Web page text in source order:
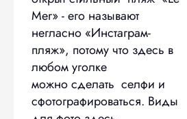
Mer» - его называют
негласно «Инстаграм-
пляж», потому что здесь в
любом уголке
можно сделать селфи и
сфотографироваться. Виды